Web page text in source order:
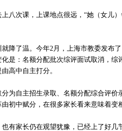
次课，上课地点很远，“她（女儿）
了温。今年2月，上海市教委发布了
是：名额分配批次综评面试取消，综
高中自主打分。
自主招生录取、名额分配综合评价
初中赋分，在很多家长看来意味着变
家长仍在观望犹豫，已经上了好几